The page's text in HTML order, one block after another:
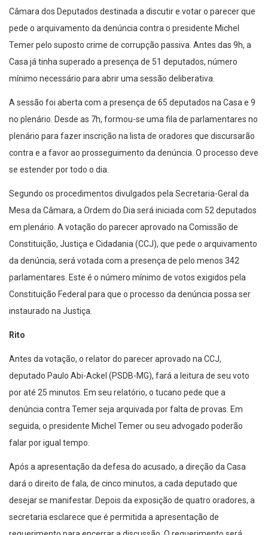
Câmara dos Deputados destinada a discutir e votar o parecer que
pede o arquivamento da denúncia contra o presidente Michel
Temer pelo suposto crime de corrupção passiva. Antes das 9h, a
Casa já tinha superado a presença de 51 deputados, número
mínimo necessário para abrir uma sessão deliberativa.
A sessão foi aberta com a presença de 65 deputados na Casa e 9
no plenário. Desde as 7h, formou-se uma fila de parlamentares no
plenário para fazer inscrição na lista de oradores que discursarão
contra e a favor ao prosseguimento da denúncia. O processo deve
se estender por todo o dia.
Segundo os procedimentos divulgados pela Secretaria-Geral da
Mesa da Câmara, a Ordem do Dia será iniciada com 52 deputados
em plenário. A votação do parecer aprovado na Comissão de
Constituição, Justiça e Cidadania (CCJ), que pede o arquivamento
da denúncia, será votada com a presença de pelo menos 342
parlamentares. Este é o número mínimo de votos exigidos pela
Constituição Federal para que o processo da denúncia possa ser
instaurado na Justiça.
Rito
Antes da votação, o relator do parecer aprovado na CCJ,
deputado Paulo Abi-Ackel (PSDB-MG), fará a leitura de seu voto
por até 25 minutos. Em seu relatório, o tucano pede que a
denúncia contra Temer seja arquivada por falta de provas. Em
seguida, o presidente Michel Temer ou seu advogado poderão
falar por igual tempo.
Após a apresentação da defesa do acusado, a direção da Casa
dará o direito de fala, de cinco minutos, a cada deputado que
desejar se manifestar. Depois da exposição de quatro oradores, a
secretaria esclarece que é permitida a apresentação de